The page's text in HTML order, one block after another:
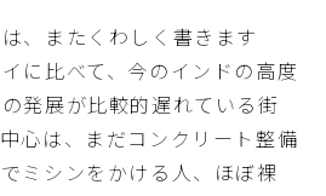
、またくわしく書きます
に比べて、今のインドの高度
発展が比較的遅れている街
心は、まだコンクリート整備
ミシンをかける人、ほぼ裸